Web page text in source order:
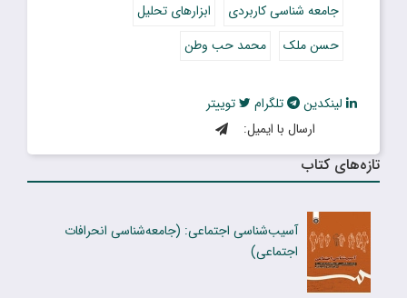
جامعه شناسی کاربردی
ابزارهای تحلیل
حسن ملک
محمد حب وطن
لینکدین تلگرام
توییتر
ارسال با ایمیل:
تازه‌های کتاب
آسیب‌شناسی اجتماعی: (جامعه‌شناسی انحرافات
اجتماعی)